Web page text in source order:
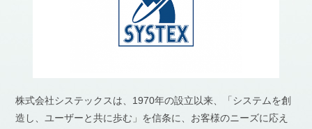
株式会社システックスは、1970年の設立以来、「システムを創
造し、ユーザーと共に歩む」を信条に、お客様のニーズに応え